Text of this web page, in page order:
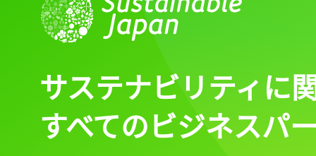
サステナビリティに
すべてのビジネスパ